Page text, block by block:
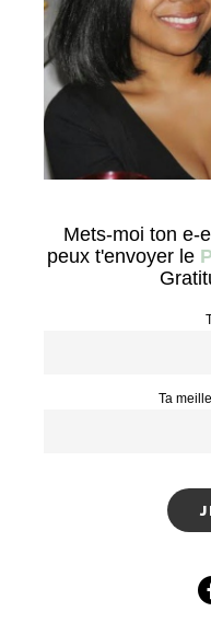
Mets-moi ton e-
peux t'envoyer le
Ta